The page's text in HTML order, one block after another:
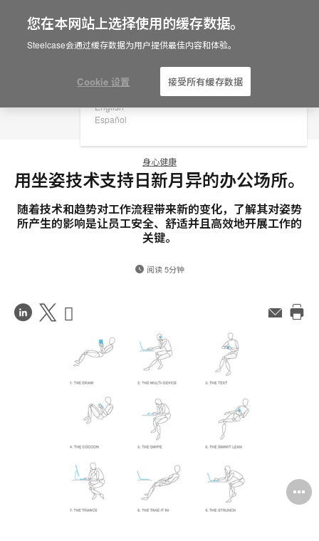
Are you in United States?
English
Español
身心健康
用坐姿技术支持日新月异的办公场所。
随着技术和趋势对工作流程带来新的变化，了解其对姿势
所产生的影响是让员工安全、舒适并且高效地开展工作的
关键。
阅读 5分钟
在
Share
Weibo
Little
Red
Book
邮
您在本网站上选择使用的缓存数据。
Steelcase会通过缓存数据为用户提供最佳内容和体验。
Cookie 设置 接受所有缓存数据